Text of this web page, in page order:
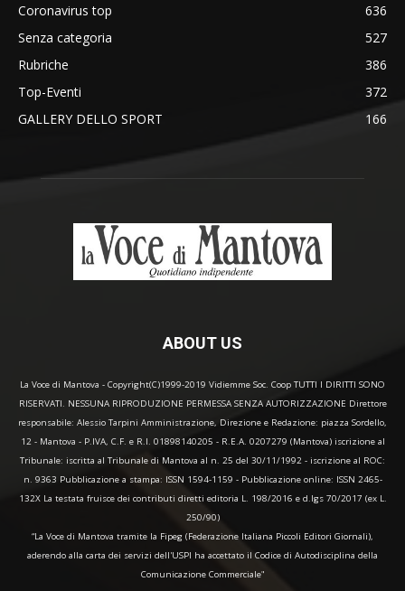
Coronavirus top
636
Senza categoria
527
Rubriche
386
Top-Eventi
372
GALLERY DELLO SPORT
166
ABOUT US
La Voce di Mantova - Copyright(C)1999-2019 Vidiemme Soc. Coop TUTTI I DIRITTI SONO
RISERVATI. NESSUNA RIPRODUZIONE PERMESSA SENZA AUTORIZZAZIONE Direttore
responsabile: Alessio Tarpini Amministrazione, Direzione e Redazione: piazza Sordello,
12 - Mantova - P.IVA, C.F. e R.I. 01898140205 - R.E.A. 0207279 (Mantova) iscrizione al
Tribunale: iscritta al Tribunale di Mantova al n. 25 del 30/11/1992 - iscrizione al ROC:
n. 9363 Pubblicazione a stampa: ISSN 1594-1159 - Pubblicazione online: ISSN 2465-
132X La testata fruisce dei contributi diretti editoria L. 198/2016 e d.lgs 70/2017 (ex L.
250/90)
“La Voce di Mantova tramite la Fipeg (Federazione Italiana Piccoli Editori Giornali),
aderendo alla carta dei servizi dell'USPI ha accettato il Codice di Autodisciplina della
Comunicazione Commerciale"